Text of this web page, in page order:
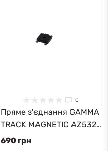
0
Пряме з'єднання GAMMA
TRACK MAGNETIC AZ5320
Azzardo
690 грн